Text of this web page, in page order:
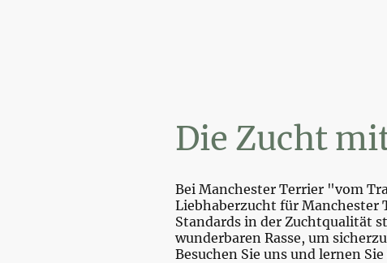
Die Zucht
Bei Manchester Terrier "vom
Liebhaberzucht für Manchester
Standards in der Zuchtqualität
wunderbaren Rasse, um
Besuchen Sie uns und lernen